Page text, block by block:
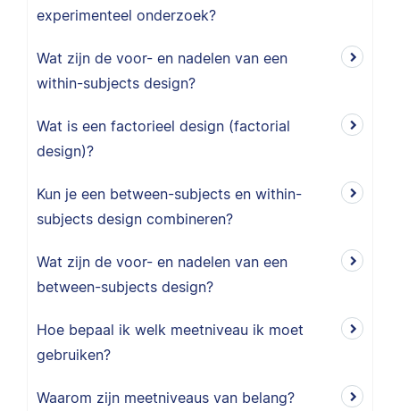
experimenteel onderzoek?
Wat zijn de voor- en nadelen van een
within-subjects design?
Wat is een factorieel design (factorial
design)?
Kun je een between-subjects en within-
subjects design combineren?
Wat zijn de voor- en nadelen van een
between-subjects design?
Hoe bepaal ik welk meetniveau ik moet
gebruiken?
Waarom zijn meetniveaus van belang?